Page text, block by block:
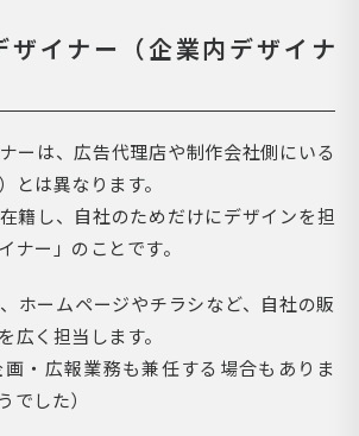
ザイナー（企業内デザイナ
ーは、広告代理店や制作会社側にいる
とは異なります。
籍し、自社のためだけにデザインを担
ナー」のことです。
ホームページやチラシなど、自社の販
広く担当します。
・広報業務も兼任する場合もありま
でした）